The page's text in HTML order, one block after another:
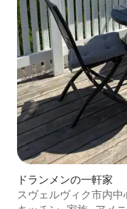
ドランメンの一軒家
スヴェルヴィク市内